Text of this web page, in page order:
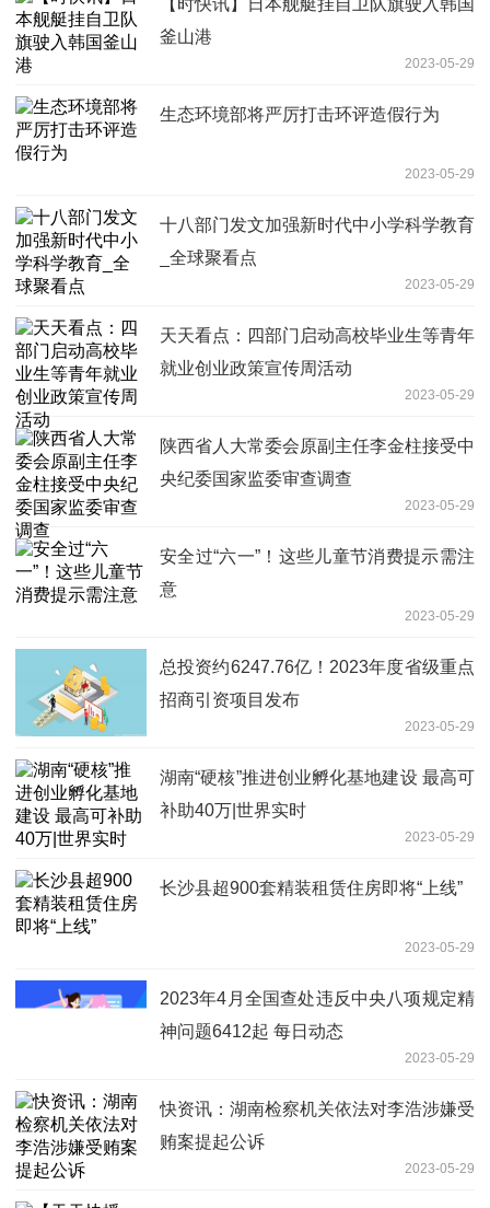
釜山港
2023-05-29
生态环境部将严厉打击环评造假行为
2023-05-29
十八部门发文加强新时代中小学科学教育
_全球聚看点
2023-05-29
天天看点：四部门启动高校毕业生等青年
就业创业政策宣传周活动
2023-05-29
陕西省人大常委会原副主任李金柱接受中
央纪委国家监委审查调查
2023-05-29
安全过“六一”！这些儿童节消费提示需注
意
2023-05-29
总投资约6247.76亿！2023年度省级重点
招商引资项目发布
2023-05-29
湖南“硬核”推进创业孵化基地建设 最高可
补助40万|世界实时
2023-05-29
长沙县超900套精装租赁住房即将“上线”
2023-05-29
2023年4月全国查处违反中央八项规定精
神问题6412起 每日动态
2023-05-29
快资讯：湖南检察机关依法对李浩涉嫌受
贿案提起公诉
2023-05-29